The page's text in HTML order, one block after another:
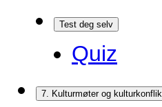
Test deg selv
Quiz
7. Kulturmøter og